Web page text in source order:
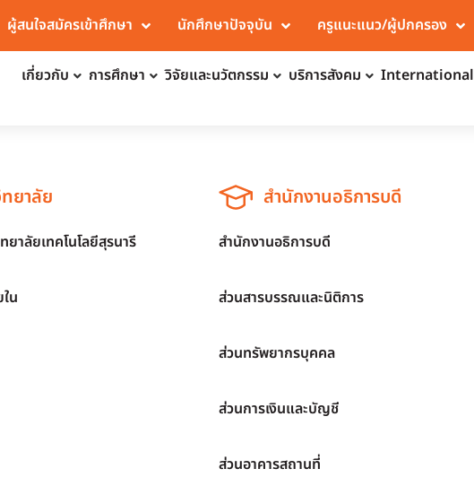
ผู้สนใจสมัครเข้าศึกษา นักศึกษาปัจจุบัน ครูแนะแนว/ผู้ปกครอง
เกี่ยวกับ การศึกษา วิจัยและนวัตกรรม บริการสังคม International
ยาลัย
าลัยเทคโนโลยีสุรนารี
น
สำนักงานอธิการบดี
สำนักงานอธิการบดี
ส่วนสารบรรณและนิติการ
ส่วนทรัพยากรบุคคล
ส่วนการเงินและบัญชี
ส่วนอาคารสถานที่